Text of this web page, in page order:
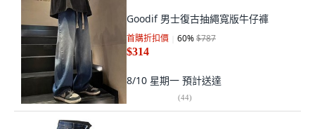
Goodif 男士復古抽繩寬版牛仔褲
首購折扣價 60%$787
$314
8/10 星期一 預計送達
(44)